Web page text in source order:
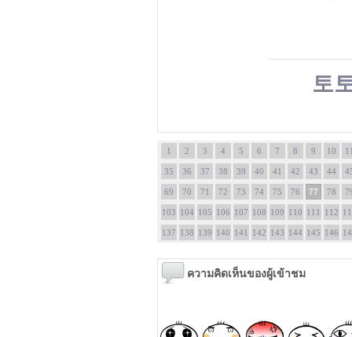
토
1 2 3 4 5 6 7 8 9 10
35 36 37 38 39 40 41 42 43 44
69 70 71 72 73 74 75 76 77 78
103 104 105 106 107 108 109 110 111 112
137 138 139 140 141 142 143 144 145 146
ความคิดเห็นของผู้เข้าชม